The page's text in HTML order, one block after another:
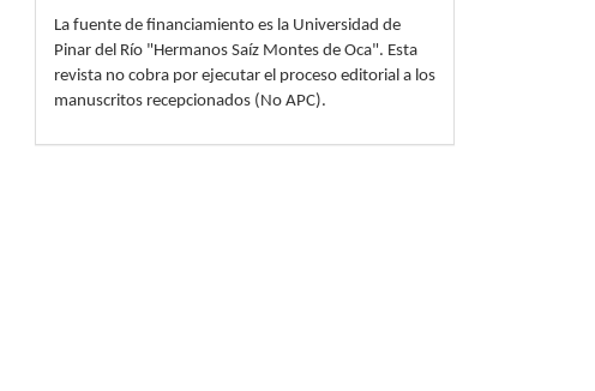
La fuente de financiamiento es la Universidad de
Pinar del Río "Hermanos Saíz Montes de Oca". Esta
revista no cobra por ejecutar el proceso editorial a los
manuscritos recepcionados (No APC).